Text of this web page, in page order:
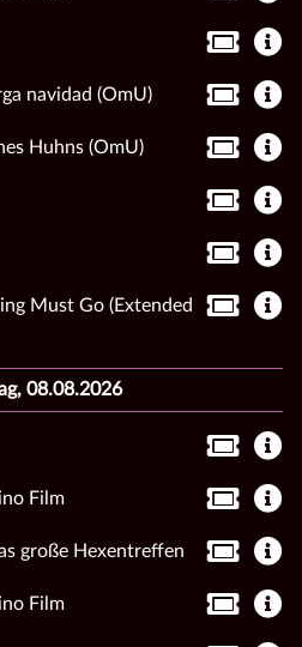
navidad (OmU)
Huhns (OmU)
Must Go (Extended
08.08.2026
Film
große Hexentreffen
Film